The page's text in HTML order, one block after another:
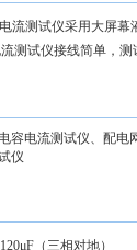
流测试仪采用大屏
测试仪接线简单，
容电流测试仪、配
仪
（三相对地）